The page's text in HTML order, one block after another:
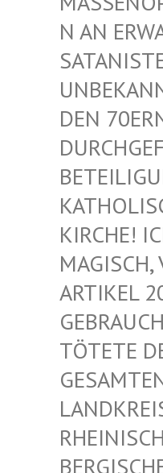
AN
EN 70ERN,
IRCHE!
AGISCH,
RTIKEL 20
EBRAUCH,
ÖTETE
ESAMTEN
ANDKREIS,
HEINISCH B